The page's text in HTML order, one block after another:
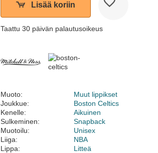
Lisää koriin
Taattu 30 päivän palautusoikeus
Muoto:
Muut lippikset
Joukkue:
Boston Celtics
Kenelle:
Aikuinen
Sulkeminen:
Snapback
Muotoilu:
Unisex
Liiga:
NBA
Lippa:
Litteä